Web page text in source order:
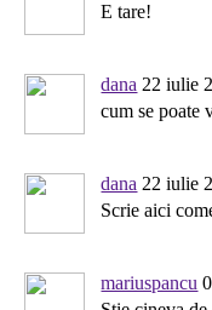
E tare!
dana 22 iulie
cum se poate
dana 22 iulie
Scrie aici
mariuspancu